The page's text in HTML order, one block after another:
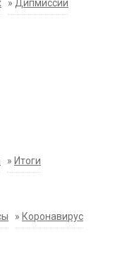
» Дипмиссии
» Итоги
» Коронавирус